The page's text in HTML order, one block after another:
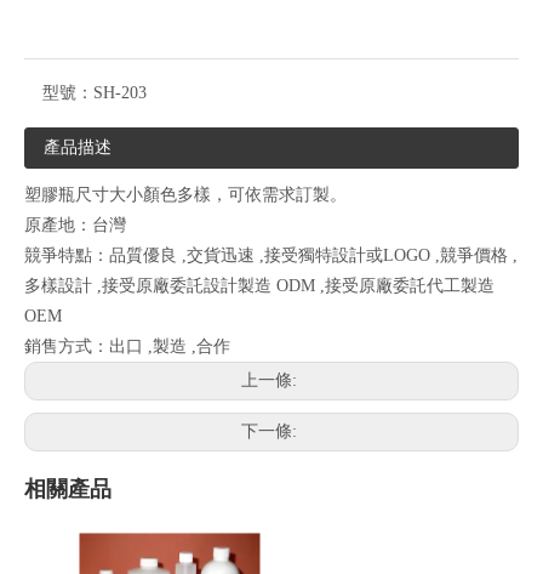
型號： SH-203
產品描述
塑膠瓶尺寸大小顏色多樣，可依需求訂製。
原產地：台灣
競爭特點：品質優良 ,交貨迅速 ,接受獨特設計或LOGO ,競爭價格 ,
多樣設計 ,接受原廠委託設計製造 ODM ,接受原廠委託代工製造
OEM
銷售方式：出口 ,製造 ,合作
上一條:
下一條:
相關產品